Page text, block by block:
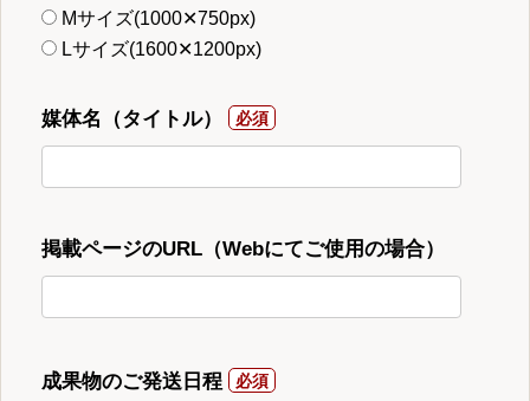
Mサイズ(1000✕750px)
Lサイズ(1600✕1200px)
媒体名（タイトル）
掲載ページのURL（Webにてご使用の場合）
成果物のご発送日程